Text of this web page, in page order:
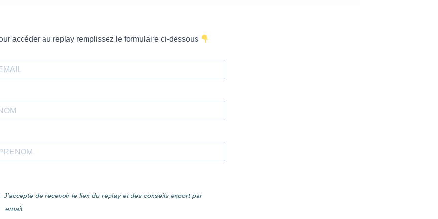
accéder au replay remplissez le formulaire ci-dessous
J’accepte de recevoir le lien du replay et des conseils export par
email.